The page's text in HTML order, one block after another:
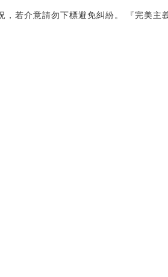
若介意請勿下標避免糾紛。 『完美主